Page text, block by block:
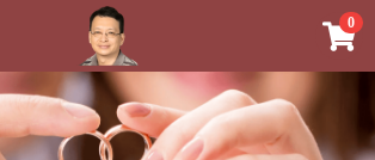
0
×
商品分類
班